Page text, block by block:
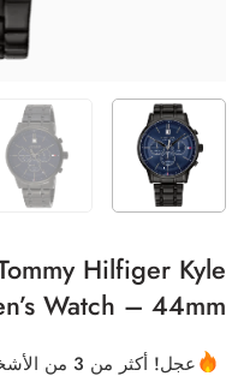
Hilfiger Kyle
Watch – 44mm
عجل! أكثر من 3 من الأشخاص لديهم هذا في سلاتهم